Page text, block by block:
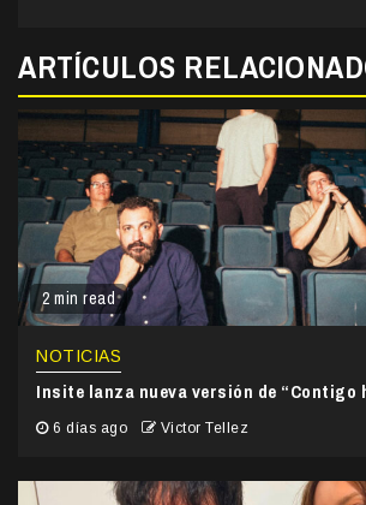
ARTÍCULOS
2 min read
NOTICIAS
Insite lanza nueva versión de “Contigo
6 días ago Victor Tellez